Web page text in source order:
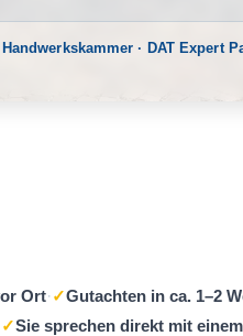
· DAT Expert
Ort· ✓Gutachten in ca. 1–2
✓Sie sprechen direkt mit